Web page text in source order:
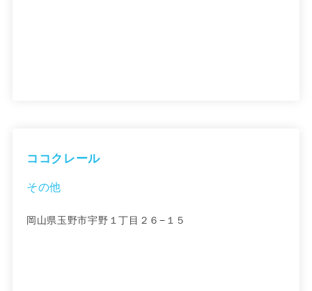
ココクレール
その他
岡山県玉野市宇野１丁目２６−１５